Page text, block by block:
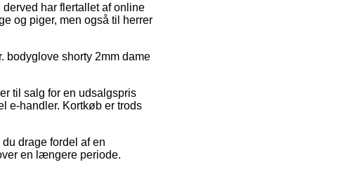
har flertallet af online
og piger, men også til herrer
bodyglove shorty 2mm dame
til salg for en udsalgspris
e-handler. Kortkøb er trods
drage fordel af en
en længere periode.